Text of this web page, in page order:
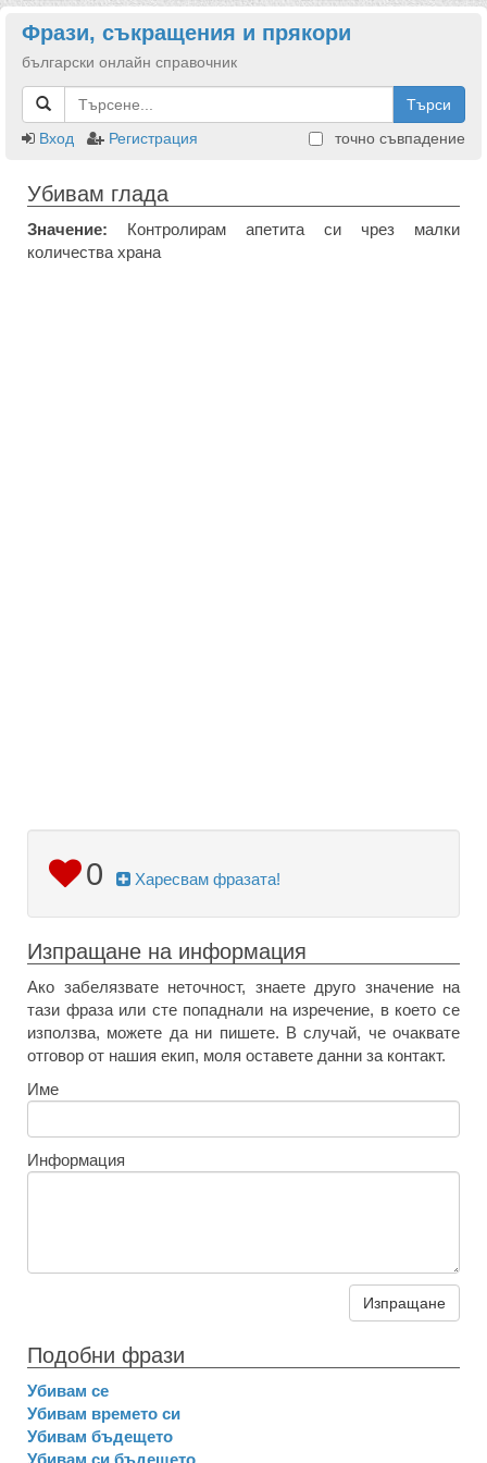
Фрази, съкращения и прякори
български онлайн справочник
Търси
Вход
Регистрация точно съвпадение
Убивам глада
Значение: Контролирам апетита си чрез малки
количества храна
0 Харесвам фразата!
Изпращане на информация
Ако забелязвате неточност, знаете друго значение на
тази фраза или сте попаднали на изречение, в което се
използва, можете да ни пишете. В случай, че очаквате
отговор от нашия екип, моля оставете данни за контакт.
Име
Информация
Изпращане
Подобни фрази
Убивам се
Убивам времето си
Убивам бъдещето
Убивам си бъдещето